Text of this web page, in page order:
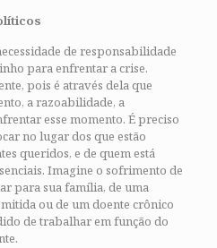
de responsabilidade
para enfrentar a crise.
pois é através dela que
a razoabilidade, a
esse momento. É preciso
no lugar dos que estão
queridos, e de quem está
Imagine o sofrimento de
para sua família, de uma
ou de um doente crônico
de trabalhar em função do